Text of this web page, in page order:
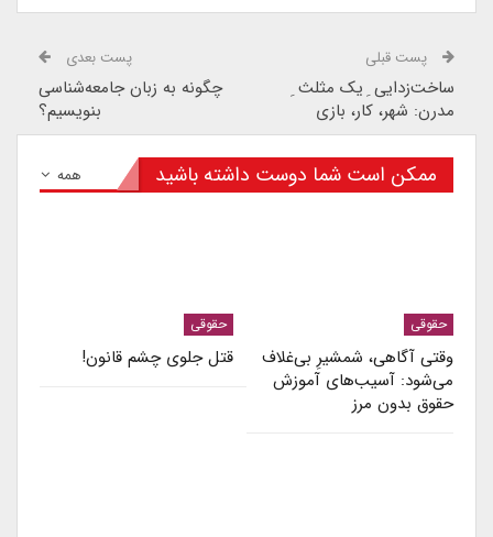
پست قبلی
ساخت‌زدایی ِ یک مثلث ِ
مدرن: شهر، کار، بازی
پست بعدی
چگونه به زبان جامعه‌شناسی
بنویسیم؟
همه ممکن است شما دوست داشته باشید
حقوقی
وقتی آگاهی، شمشیرِ بی‌غلاف
می‌شود: آسیب‌های آموزش
حقوق بدون مرز
حقوقی
قتل جلوی چشم قانون!